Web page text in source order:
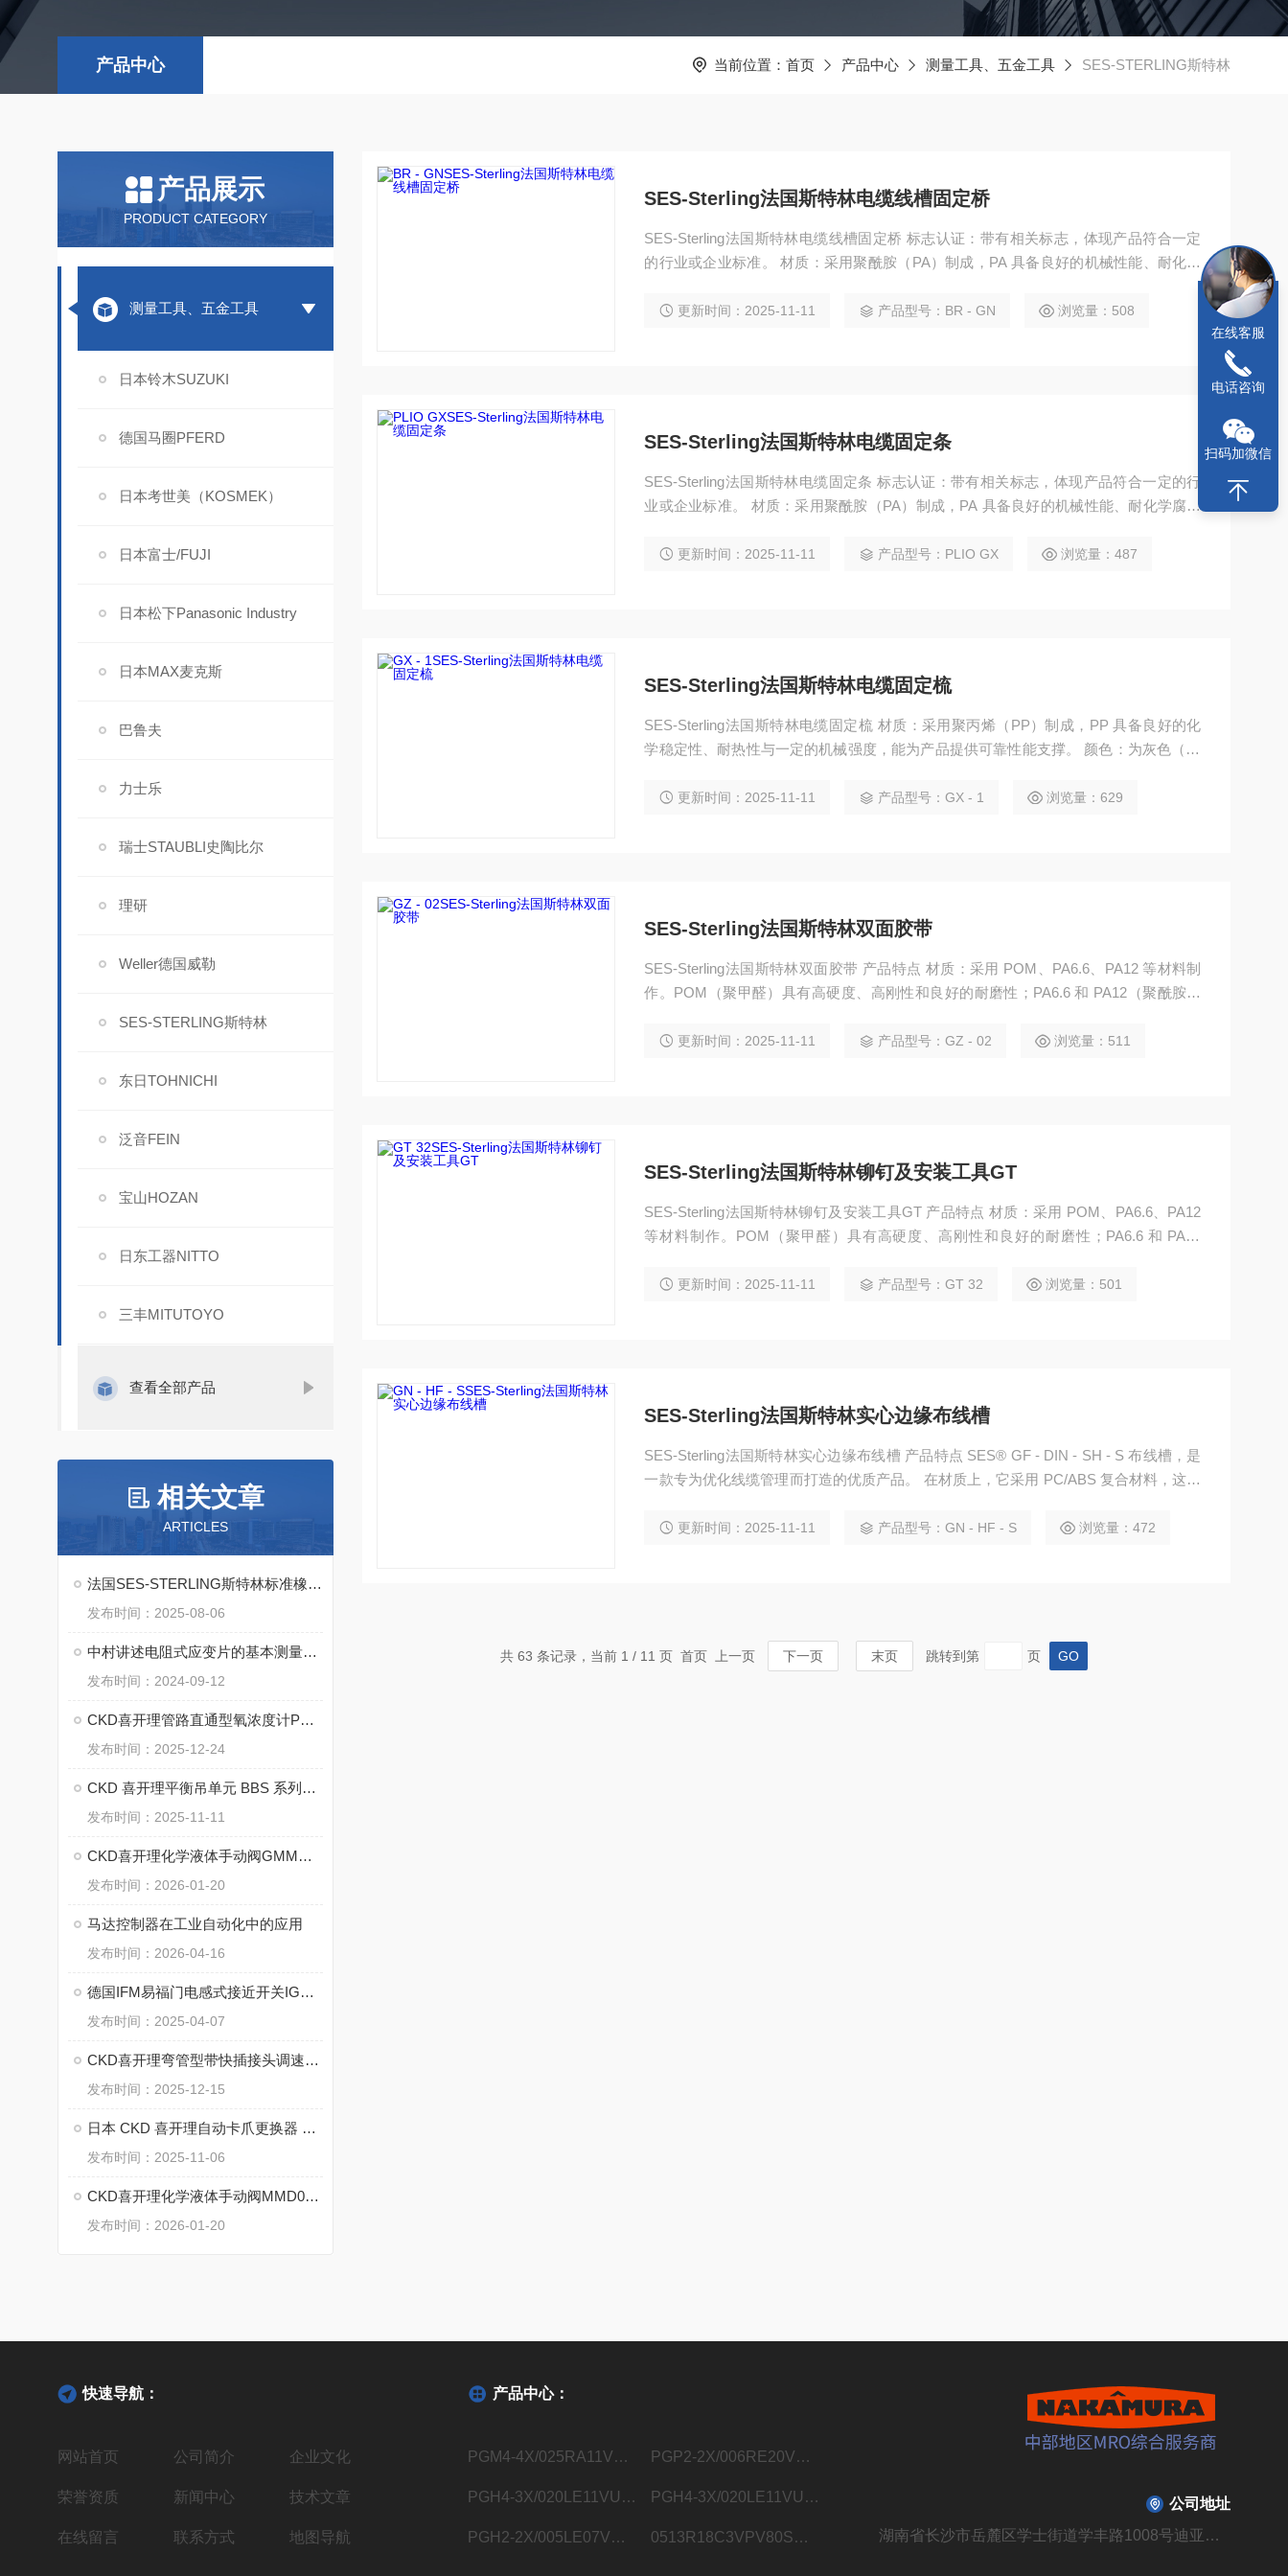
产品中心 当前位置： 首页 产品中心 测量工具、五金工具 SES-STERLING斯特林
产品展示
PRODUCT CATEGORY
测量工具、五金工具
日本铃木SUZUKI
德国马圈PFERD
日本考世美（KOSMEK）
日本富士/FUJI
日本松下Panasonic Industry
日本MAX麦克斯
巴鲁夫
力士乐
瑞士STAUBLI史陶比尔
理研
Weller德国威勒
SES-STERLING斯特林
东日TOHNICHI
泛音FEIN
宝山HOZAN
日东工器NITTO
三丰MITUTOYO
查看全部产品
相关文章
ARTICLES
法国SES-STERLING斯特林标准橡胶氯丁橡胶软管 A0-M的优点
发布时间：2025-08-06
中村讲述电阻式应变片的基本测量原理
发布时间：2024-09-12
CKD喜开理管路直通型氧浓度计PNA-10A-N-FP2的优势
发布时间：2025-12-24
CKD 喜开理平衡吊单元 BBS 系列的工作原理
发布时间：2025-11-11
CKD喜开理化学液体手动阀GMMD302的维修保养
发布时间：2026-01-20
马达控制器在工业自动化中的应用
发布时间：2026-04-16
德国IFM易福门电感式接近开关IGS288的特点
发布时间：2025-04-07
CKD喜开理弯管型带快插接头调速阀SC3W-M5-4-I的优点
发布时间：2025-12-15
日本 CKD 喜开理自动卡爪更换器 CHC 系列的案例
发布时间：2025-11-06
CKD喜开理化学液体手动阀MMD003RN-10BUP-F的技术参数
发布时间：2026-01-20
SES-Sterling法国斯特林电缆线槽固定桥
SES-Sterling法国斯特林电缆线槽固定桥 标志认证：带有相关标志，体现产品符合一定
的行业或企业标准。 材质：采用聚酰胺（PA）制成，PA 具备良好的机械性能、耐化学
更新时间：2025-11-11 产品型号：BR - GN 浏览量：508
SES-Sterling法国斯特林电缆固定条
SES-Sterling法国斯特林电缆固定条 标志认证：带有相关标志，体现产品符合一定的行
业或企业标准。 材质：采用聚酰胺（PA）制成，PA 具备良好的机械性能、耐化学腐蚀
更新时间：2025-11-11 产品型号：PLIO GX 浏览量：487
SES-Sterling法国斯特林电缆固定梳
SES-Sterling法国斯特林电缆固定梳 材质：采用聚丙烯（PP）制成，PP 具备良好的化
学稳定性、耐热性与一定的机械强度，能为产品提供可靠性能支撑。 颜色：为灰色（gri
更新时间：2025-11-11 产品型号：GX - 1 浏览量：629
SES-Sterling法国斯特林双面胶带
SES-Sterling法国斯特林双面胶带 产品特点 材质：采用 POM、PA6.6、PA12 等材料制
作。POM（聚甲醛）具有高硬度、高刚性和良好的耐磨性；PA6.6 和 PA12（聚酰胺）
更新时间：2025-11-11 产品型号：GZ - 02 浏览量：511
SES-Sterling法国斯特林铆钉及安装工具GT
SES-Sterling法国斯特林铆钉及安装工具GT 产品特点 材质：采用 POM、PA6.6、PA12
等材料制作。POM（聚甲醛）具有高硬度、高刚性和良好的耐磨性；PA6.6 和 PA12
更新时间：2025-11-11 产品型号：GT 32 浏览量：501
SES-Sterling法国斯特林实心边缘布线槽
SES-Sterling法国斯特林实心边缘布线槽 产品特点 SES® GF - DIN - SH - S 布线槽，是
一款专为优化线缆管理而打造的优质产品。 在材质上，它采用 PC/ABS 复合材料，这种
腈 - 丁二烯 - 苯乙烯共聚物）的耐冲击性和易加工性，使布线槽坚固耐用，能应对外力冲
更新时间：2025-11-11 产品型号：GN - HF - S 浏览量：472
共 63 条记录，当前 1 / 11 页 首页 上一页 下一页 末页 跳转到第 页
快速导航：
网站首页 公司简介 企业文化
荣誉资质 新闻中心 技术文章
在线留言 联系方式 地图导航
产品中心：
PGM4-4X/025RA11VU2德国力士乐Rexroth内齿轮泵R901363096 PGP2-2X/006RE20VE4德国力士乐Rexroth内齿轮泵R900932129
PGH4-3X/020LE11VU2德国力士乐Rexroth内齿轮泵R900932183 PGH4-3X/020LE11VU2德国力士乐Rexroth内齿轮泵R901283006
PGH2-2X/005LE07VU2德国力士乐Rexroth内齿轮泵R900703725 0513R18C3VPV80SM21HYB05德国力士乐Rexroth液压叶片泵0513800248
公司地址
湖南省长沙市岳麓区学士街道学丰路1008号迪亚溪谷山庄B310栋104号
在线客服
电话咨询
扫码加微信